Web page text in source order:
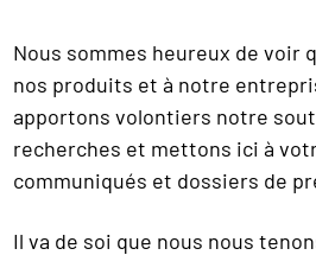
Nous sommes heureux de voir
nos produits et à notre
apportons volontiers notre
recherches et mettons ici à
communiqués et dossiers de
Il va de soi que nous nous